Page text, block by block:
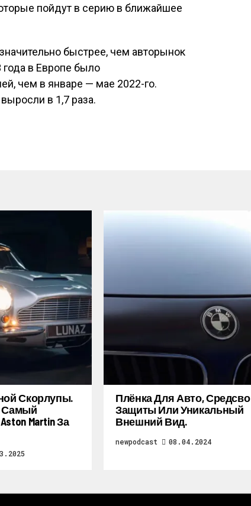
пойдут в серию в ближайшее
быстрее, чем авторынок
в Европе было
чем в январе — мае 2022-го.
в 1,7 раза.
Скорлупы.
Самый
Martin За
Плёнка Для Авто, Средсво
Защиты Или Уникальный
Внешний Вид.
newpodcast 08.04.2024